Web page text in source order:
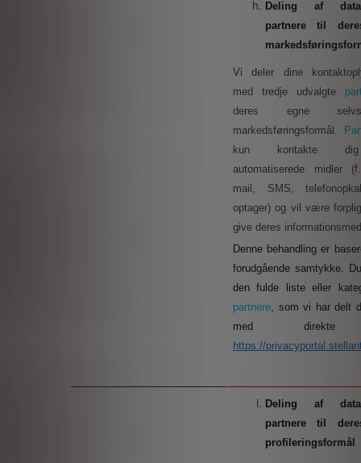
Deling af
partnere til
Vi deler dine
med tredje udvalgte
deres egne
markedsføringsformål.
kun kontakte
automatiserede midler
mail, SMS,
optager) og vil være
give deres
Denne behandling er
forudgående samtykke.
den fulde liste eller
partnere, som vi har delt
med
https://
Deling af
partnere til
profileringsformål